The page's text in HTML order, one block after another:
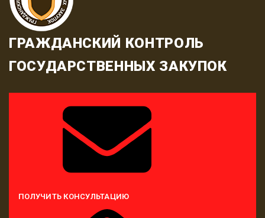
ГРАЖДАНСКИЙ КОНТРОЛЬ
ГОСУДАРСТВЕННЫХ ЗАКУПОК
ПОЛУЧИТЬ КОНСУЛЬТАЦИЮ